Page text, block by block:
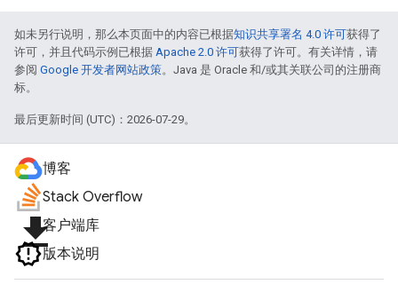
如未另行说明，那么本页面中的内容已根据知识共享署名 4.0 许可获得了
许可，并且代码示例已根据 Apache 2.0 许可获得了许可。有关详情，请
参阅 Google 开发者网站政策。Java 是 Oracle 和/或其关联公司的注册商
标。
最后更新时间 (UTC)：2026-07-29。
博客
Stack Overflow
file_download客户端库
版本说明